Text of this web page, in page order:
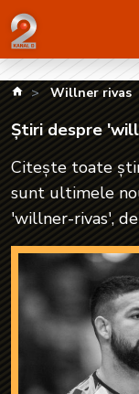
Știri despre 'willner-
kanald.ro
Willner rivas
Știri despre
Citește toate
sunt ultimele
'willner-rivas',